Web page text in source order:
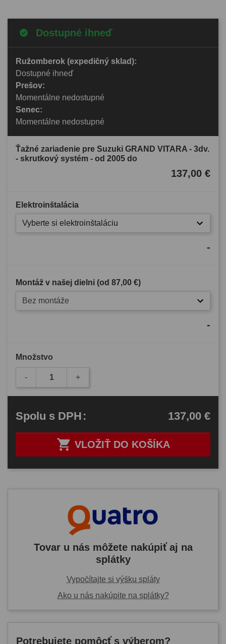
Dostupné ihneď
Ružomberok (expedičný sklad):
Dostupné ihneď
Prešov:
Momentálne nedostupné
Senec:
Momentálne nedostupné
Ťažné zariadenie pre Suzuki GRAND VITARA - 3dv.
- skrutkový systém - od 2005 do
137,00 €
Elektroinštalácia
Vyberte si elektroinštaláciu
-
Montáž v našej dielni (od 87,00 €)
Bez montáže
-
Množstvo
- +
 VLOŽIŤ DO KOŠÍKA
Spolu s DPH: 137,00 €
Tovar u nás môžete nakúpiť aj na
splátky
Vypočítajte si výšku spláty
Ako u nás nakúpite na splátky?
Potrebujete pomôcť s výberom?